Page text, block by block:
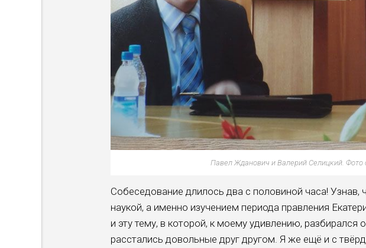
Павел Жданович и Валерий Селицкий. Фото
Собеседование длилось два с поло­виной часа! Узнав,
наукой, а именно изуче­нием периода правления
и эту тему, в которой, к моему удивлению,
расстались довольные друг дру­гом. Я же ещё и с